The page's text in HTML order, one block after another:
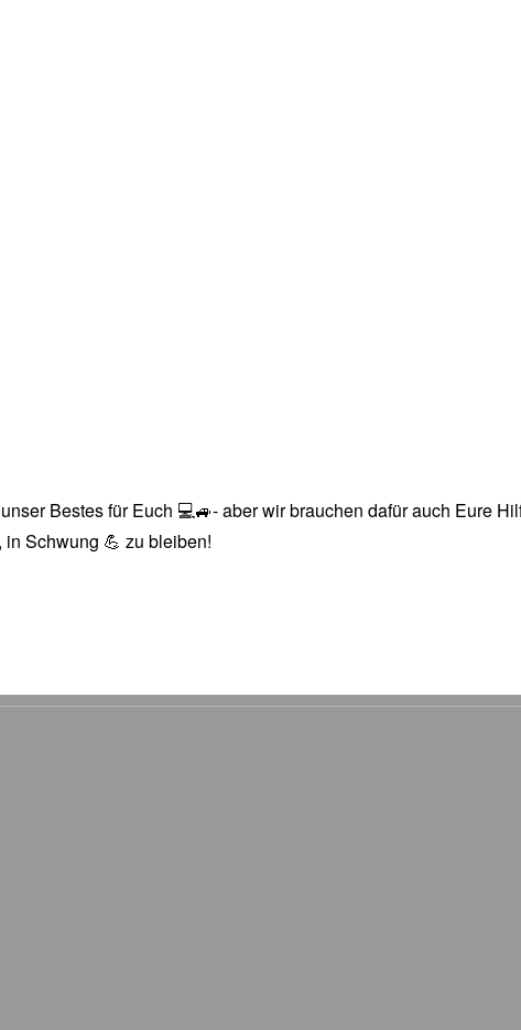
Bestes für Euch 💻🚙- aber wir brauchen dafür auch Eure
Schwung 💪 zu bleiben!